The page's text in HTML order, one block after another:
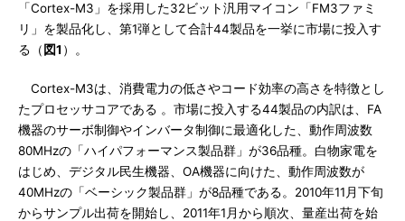
「Cortex-M3」を採用した32ビット汎用マイコン「FM3ファミ
リ」を製品化し、第1弾として合計44製品を一挙に市場に投入す
る（ 図1 ）。
Cortex-M3は、消費電力の低さやコード効率の高さを特徴とし
たプロセッサコアである 。市場に投入する44製品の内訳は、FA
機器のサーボ制御やインバータ制御に最適化した、動作周波数
80MHzの「ハイパフォーマンス製品群」が36品種。白物家電を
はじめ、デジタル民生機器、OA機器に向けた、動作周波数が
40MHzの「ベーシック製品群」が8品種である。2010年11月下旬
からサンプル出荷を開始し、2011年1月から順次、量産出荷を始